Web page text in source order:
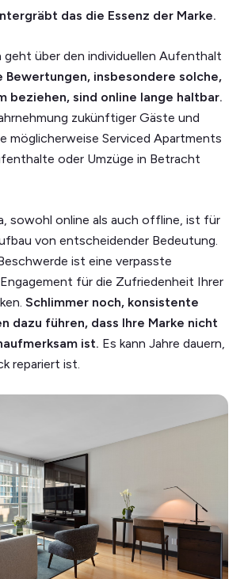
das die Essenz der Marke.
geht über den individuellen Aufenthalt
Bewertungen, insbesondere solche,
beziehen, sind online lange haltbar.
zukünftiger Gäste und
möglicherweise Serviced Apartments
oder Umzüge in Betracht
sowohl online als auch offline, ist für
von entscheidender Bedeutung.
ist eine verpasste
für die Zufriedenheit Ihrer
Schlimmer noch, konsistente
dazu führen, dass Ihre Marke nicht
ist. Es kann Jahre dauern,
repariert ist.